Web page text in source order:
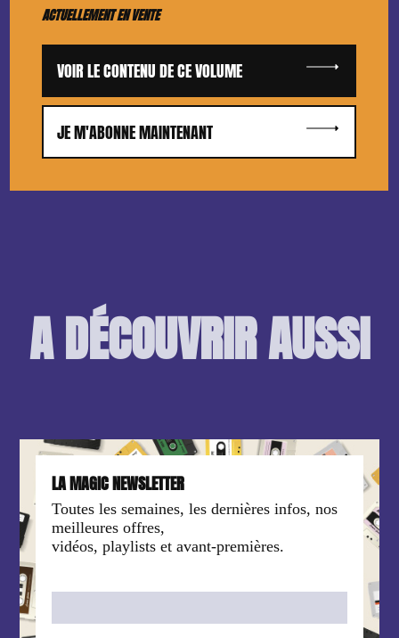
ACTUELLEMENT EN VENTE
VOIR LE CONTENU DE CE VOLUME
JE M'ABONNE MAINTENANT
A DÉCOUVRIR AUSSI
LA MAGIC NEWSLETTER
Toutes les semaines, les dernières infos, nos
meilleures offres,
vidéos, playlists et avant-premières.